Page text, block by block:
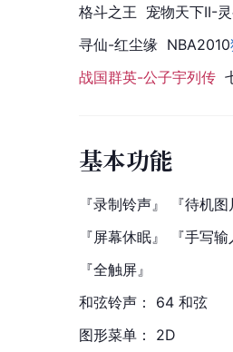
格斗之王  宠物天下II-
寻仙-红尘缘  NBA2010
战国群英-公子宇列传
基本功能
『录制铃声』 『待机
『屏幕休眠』 『手写
『全触屏』
和弦铃声： 64 和弦
图形菜单： 2D